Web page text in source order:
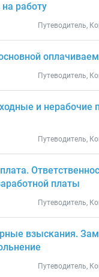
работу
Путеводитель,
Путеводитель,
и нерабочие
Путеводитель,
платы
Путеводитель,
взыскания.
Путеводитель,